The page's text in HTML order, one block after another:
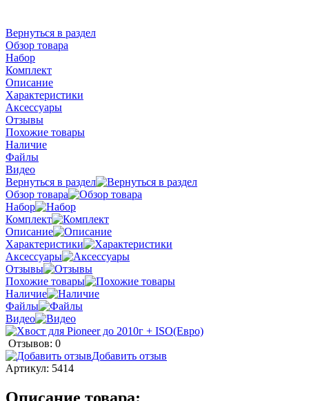
Вернуться в раздел
Обзор товара
Набор
Комплект
Описание
Характеристики
Аксессуары
Отзывы
Похожие товары
Наличие
Файлы
Видео
Вернуться в раздел
Обзор товара
Набор
Комплект
Описание
Характеристики
Аксессуары
Отзывы
Похожие товары
Наличие
Файлы
Видео
Отзывов: 0
Добавить отзыв
Артикул: 5414